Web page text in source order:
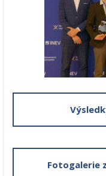
Fotogalerie